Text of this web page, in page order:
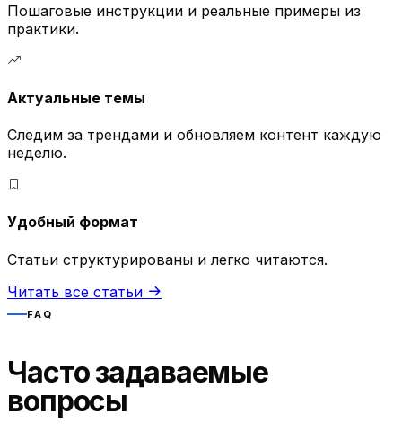
Пошаговые инструкции и реальные примеры из
практики.
Актуальные темы
Следим за трендами и обновляем контент каждую
неделю.
Удобный формат
Статьи структурированы и легко читаются.
Читать все статьи
FAQ
Часто задаваемые
вопросы